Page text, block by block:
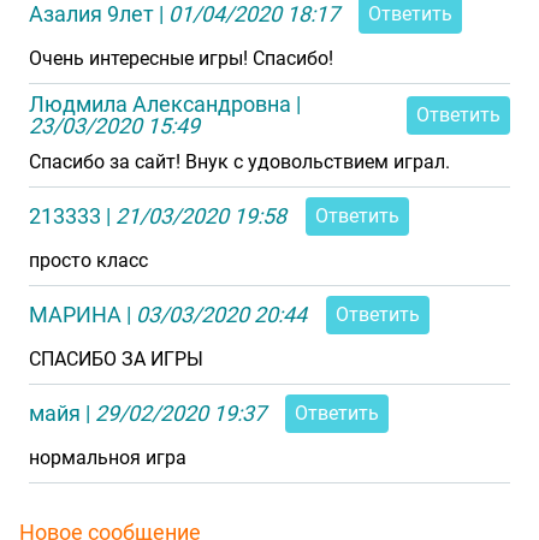
Азалия 9лет | 01/04/2020 18:17
Ответить
Очень интересные игры! Спасибо!
Людмила Александровна |
23/03/2020 15:49
Ответить
Спасибо за сайт! Внук с удовольствием играл.
213333 | 21/03/2020 19:58
Ответить
просто класс
МАРИНА | 03/03/2020 20:44
Ответить
СПАСИБО ЗА ИГРЫ
майя | 29/02/2020 19:37
Ответить
нормальноя игра
Новое сообщение